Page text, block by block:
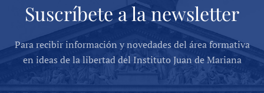
Suscríbete a la newsletter
Para recibir información y novedades del área formativa
en ideas de la libertad del Instituto Juan de Mariana